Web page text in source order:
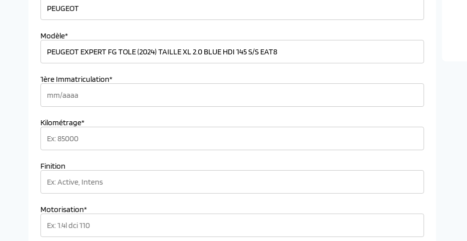
Modèle*
1ère Immatriculation*
Kilométrage*
Finition
Motorisation*